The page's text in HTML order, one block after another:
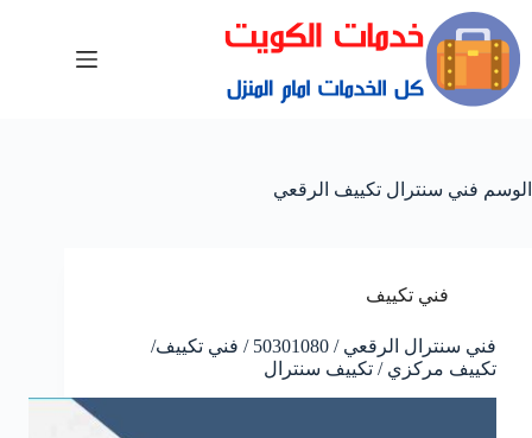
الوسم فني سنترال تكييف الرقعي
فني تكييف
فني سنترال الرقعي / 50301080 / فني تكييف/
تكييف مركزي / تكييف سنترال